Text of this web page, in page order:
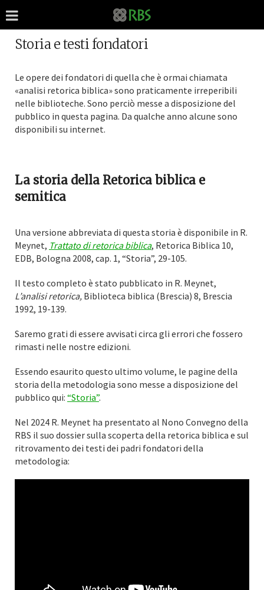
Storia e testi fondatori
Le opere dei fondatori di quella che è ormai chiamata
«analisi retorica biblica» sono praticamente irreperibili
nelle biblioteche. Sono perciò messe a disposizione del
pubblico in questa pagina. Da qualche anno alcune sono
disponibili su internet.
La storia della Retorica biblica e
semitica
Una versione abbreviata di questa storia è disponibile in R.
Meynet, Trattato di retorica biblica, Retorica Biblica 10,
EDB, Bologna 2008, cap. 1, “Storia”, 29-105.
Il testo completo è stato pubblicato in R. Meynet,
L’analisi retorica, Biblioteca biblica (Brescia) 8, Brescia
1992, 19-139.
Saremo grati di essere avvisati circa gli errori che fossero
rimasti nelle nostre edizioni.
Essendo esaurito questo ultimo volume, le pagine della
storia della metodologia sono messe a disposizione del
pubblico qui: “Storia”.
Nel 2024 R. Meynet ha presentato al Nono Convegno della
RBS il suo dossier sulla scoperta della retorica biblica e sul
ritrovamento dei testi dei padri fondatori della
metodologia: